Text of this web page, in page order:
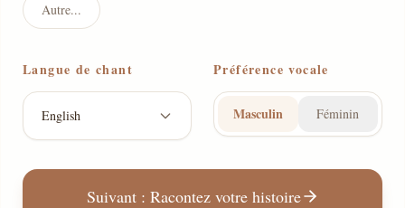
Autre...
Langue de chant
English
Préférence vocale
Masculin Féminin
Suivant : Racontez votre histoire